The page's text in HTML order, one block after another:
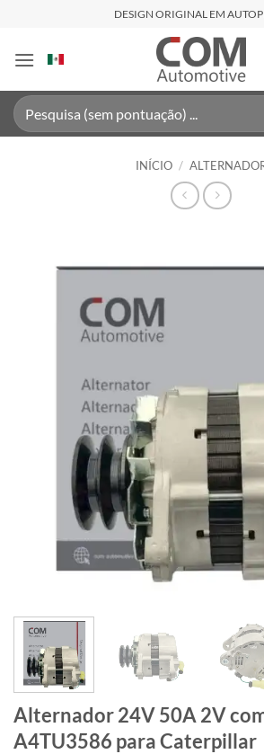
content
DESIGN ORIGINAL EM
Pesquisar
por:
INÍCIO /
Alternador 24V 50A 2V
A4TU3586 para Caterpillar